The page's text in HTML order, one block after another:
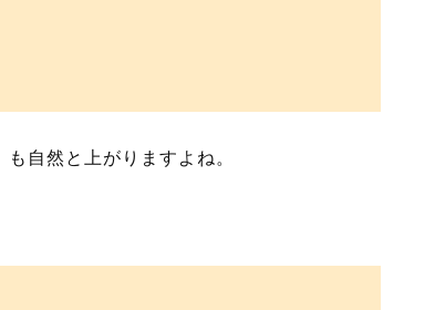
自然と上がりますよね。